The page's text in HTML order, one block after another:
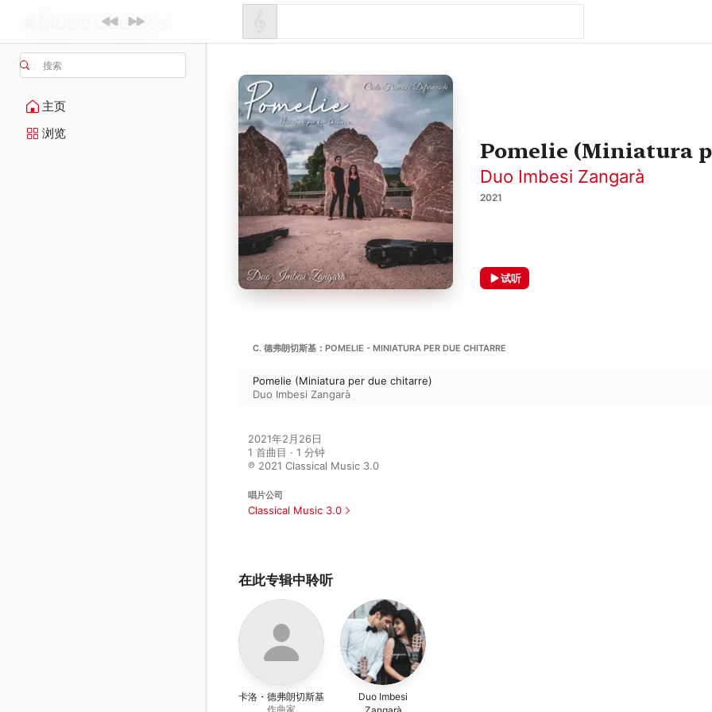
搜索
主页
浏览
Pomelie (Miniatura
Duo Imbesi Zangarà
2021
试听
C. 德弗朗切斯基：POMELIE - MINIATURA PER DUE CHITARRE
Pomelie (Miniatura per due chitarre)
Duo Imbesi Zangarà
2021年2月26日
1 首曲目 · 1 分钟
℗ 2021 Classical Music 3.0
唱片公司
Classical Music 3.0
在此专辑中聆听
卡洛・德弗朗切斯基
作曲家
Duo Imbesi